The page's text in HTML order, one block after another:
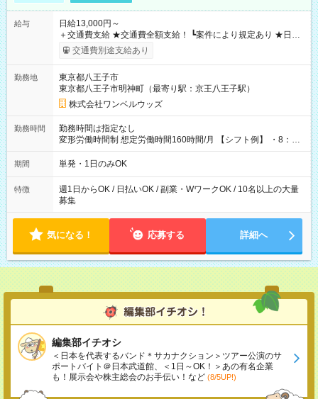
給与
日給13,000円～
＋交通費支給 ★交通費全額支給！ ┗案件により規定あり ★日払
いOK！（規定あり） ┗働いたその日に現金GET♪ お仕事後はコ
ンビニATMから 日払い分を引き落とせます！ 【試用期間】試
交通費別途支給あり
勤務地
東京都八王子市
東京都八王子市明神町（最寄り駅：京王八王子駅）
株式会社ワンベルウッズ
勤務時間
勤務時間は指定なし
変形労働時間制 想定労働時間160時間/月 【シフト例】 ・8：00
～21：00
期間 単発・1日のみOK
特徴
週1日からOK / 日払いOK / 副業・WワークOK / 10名以上の大量
募集
気になる！ 応募する 詳細へ
編集部イチオシ
＜日本を代表するバンド＊サカナクション＞ツアー公演のサ
ポートバイト＠日本武道館、＜1日～OK！＞あの有名企業
も！展示会や株主総会のお手伝い！など (8/5UP!)